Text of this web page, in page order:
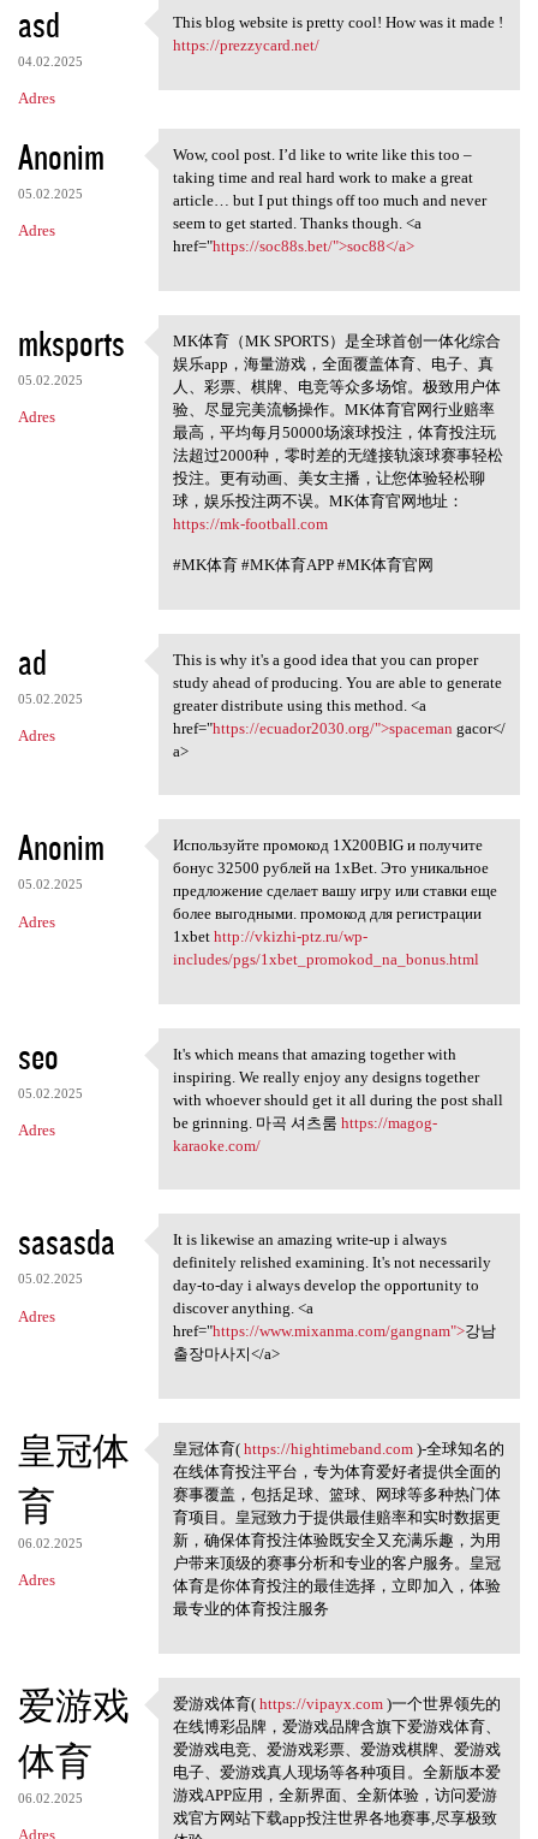
asd
04.02.2025
Adres
This blog website is pretty
This blog website is pretty cool! How was it made !
https://prezzycard.net/
Anonim
05.02.2025
Adres
Wow, cool post. I’d like to
Wow, cool post. I’d like to write like this too –
taking time and real hard work to make a great
article… but I put things off too much and never
seem to get started. Thanks though. <a
href="https://soc88s.bet/">soc88</a>
mksports
05.02.2025
Adres
MK体育（MK SPORTS
MK体育（MK SPORTS）是全球首创一体化综合
娱乐app，海量游戏，全面覆盖体育、电子、真
人、彩票、棋牌、电竞等众多场馆。极致用户体
验、尽显完美流畅操作。MK体育官网行业赔率
最高，平均每月50000场滚球投注，体育投注玩
法超过2000种，零时差的无缝接轨滚球赛事轻松
投注。更有动画、美女主播，让您体验轻松聊
球，娱乐投注两不误。MK体育官网地址：
https://mk-football.com
#MK体育 #MK体育APP #MK体育官网
ad
05.02.2025
Adres
This is why it's a good idea
This is why it's a good idea that you can proper
study ahead of producing. You are able to generate
greater distribute using this method. <a
href="https://ecuador2030.org/">spaceman gacor</
a>
Anonim
05.02.2025
Adres
Используйте промокод 1X200BIG
Используйте промокод 1X200BIG и получите
бонус 32500 рублей на 1xBet. Это уникальное
предложение сделает вашу игру или ставки еще
более выгодными. промокод для регистрации
1xbet http://vkizhi-ptz.ru/wp-
includes/pgs/1xbet_promokod_na_bonus.html
seo
05.02.2025
Adres
It's which means that amazing
It's which means that amazing together with
inspiring. We really enjoy any designs together
with whoever should get it all during the post shall
be grinning. 마곡 셔츠룸 https://magog-
karaoke.com/
sasasda
05.02.2025
Adres
It is likewise an amazing
It is likewise an amazing write-up i always
definitely relished examining. It's not necessarily
day-to-day i always develop the opportunity to
discover anything. <a
href="https://www.mixanma.com/gangnam">강남
출장마사지</a>
皇冠体
育
06.02.2025
Adres
皇冠体育( https://hightimeband
皇冠体育( https://hightimeband.com)-全球知名的
在线体育投注平台，专为体育爱好者提供全面的
赛事覆盖，包括足球、篮球、网球等多种热门体
育项目。皇冠致力于提供最佳赔率和实时数据更
新，确保体育投注体验既安全又充满乐趣，为用
户带来顶级的赛事分析和专业的客户服务。皇冠
体育是你体育投注的最佳选择，立即加入，体验
最专业的体育投注服务
爱游戏
体育
06.02.2025
Adres
爱游戏体育( https://vipayx.com
爱游戏体育( https://vipayx.com)一个世界领先的
在线博彩品牌，爱游戏品牌含旗下爱游戏体育、
爱游戏电竞、爱游戏彩票、爱游戏棋牌、爱游戏
电子、爱游戏真人现场等各种项目。全新版本爱
游戏APP应用，全新界面、全新体验，访问爱游
戏官方网站下载app投注世界各地赛事,尽享极致